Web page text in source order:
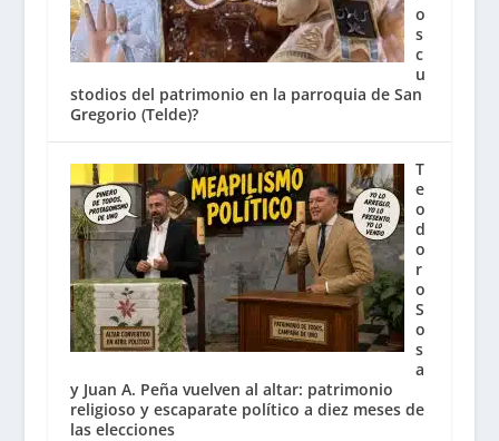
o
s
c
u
stodios del patrimonio en la parroquia de San
Gregorio (Telde)?
T
e
o
d
o
r
o
S
o
s
a
y Juan A. Peña vuelven al altar: patrimonio
religioso y escaparate político a diez meses de
las elecciones